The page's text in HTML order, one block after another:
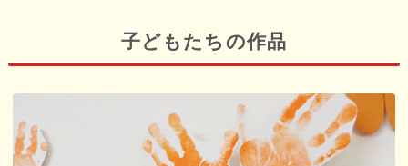
子どもたちの作品